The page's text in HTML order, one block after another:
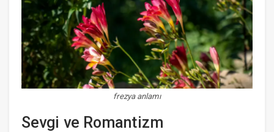
frezya anlamı
Sevgi ve Romantizm